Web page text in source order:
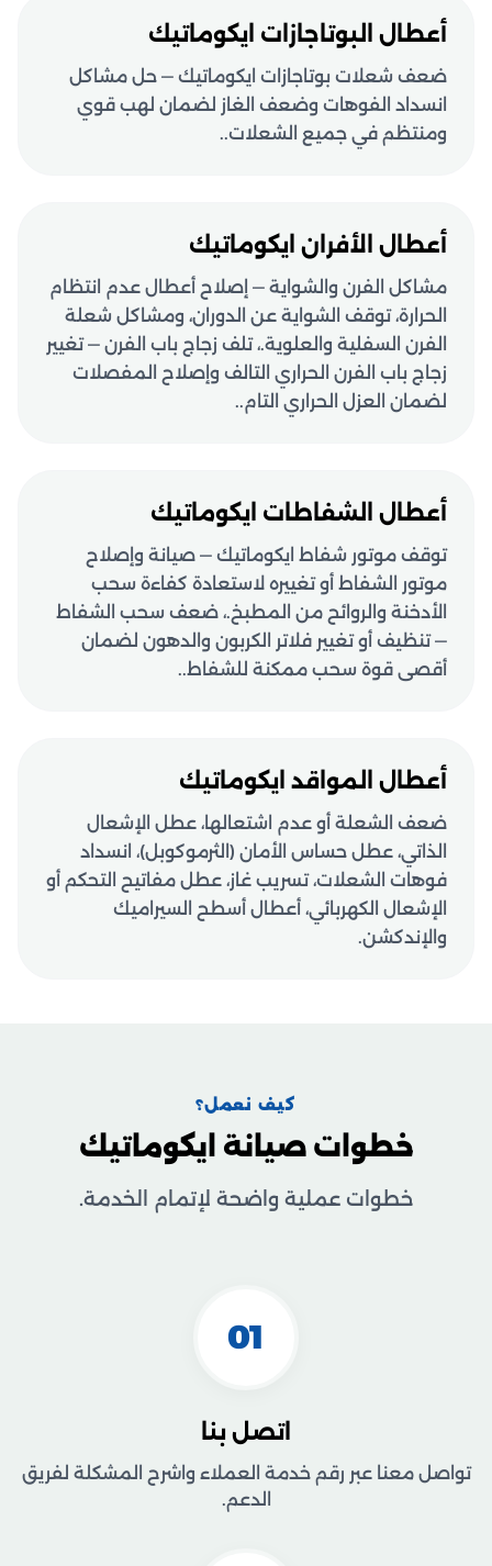
أعطال البوتاجازات ايكوماتيك
ضعف شعلات بوتاجازات ايكوماتيك — حل مشاكل
انسداد الفوهات وضعف الغاز لضمان لهب قوي
ومنتظم في جميع الشعلات..
أعطال الأفران ايكوماتيك
مشاكل الفرن والشواية — إصلاح أعطال عدم انتظام
الحرارة، توقف الشواية عن الدوران، ومشاكل شعلة
الفرن السفلية والعلوية.، تلف زجاج باب الفرن — تغيير
زجاج باب الفرن الحراري التالف وإصلاح المفصلات
لضمان العزل الحراري التام..
أعطال الشفاطات ايكوماتيك
توقف موتور شفاط ايكوماتيك — صيانة وإصلاح
موتور الشفاط أو تغييره لاستعادة كفاءة سحب
الأدخنة والروائح من المطبخ.، ضعف سحب الشفاط
— تنظيف أو تغيير فلاتر الكربون والدهون لضمان
أقصى قوة سحب ممكنة للشفاط..
أعطال المواقد ايكوماتيك
ضعف الشعلة أو عدم اشتعالها، عطل الإشعال
الذاتي، عطل حساس الأمان (الثرموكوبل)، انسداد
فوهات الشعلات، تسريب غاز، عطل مفاتيح التحكم أو
الإشعال الكهربائي، أعطال أسطح السيراميك
والإندكشن.
كيف نعمل؟
خطوات صيانة ايكوماتيك
خطوات عملية واضحة لإتمام الخدمة.
01
اتصل بنا
تواصل معنا عبر رقم خدمة العملاء واشرح المشكلة لفريق
الدعم.